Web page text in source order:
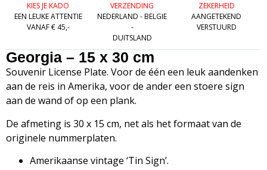
KIES JE KADO
EEN LEUKE ATTENTIE
VANAF € 45,-
VERZENDING
NEDERLAND - BELGIE
-
DUITSLAND
ZEKERHEID
AANGETEKEND
VERSTUURD
Georgia – 15 x 30 cm
Souvenir License Plate. Voor de één een leuk aandenken
aan de reis in Amerika, voor de ander een stoere sign
aan de wand of op een plank.
De afmeting is 30 x 15 cm, net als het formaat van de
originele nummerplaten.
Amerikaanse vintage ‘Tin Sign’.